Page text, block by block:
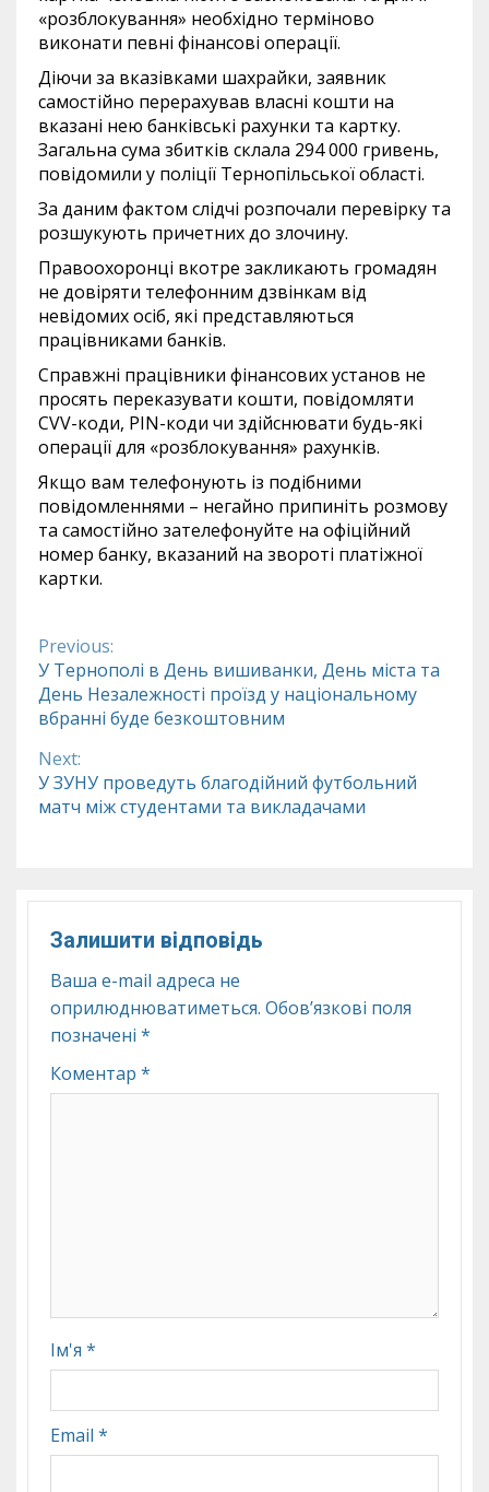
«розблокування» необхідно терміново
виконати певні фінансові операції.
Діючи за вказівками шахрайки, заявник
самостійно перерахував власні кошти на
вказані нею банківські рахунки та картку.
Загальна сума збитків склала 294 000 гривень,
повідомили у поліції Тернопільської області.
За даним фактом слідчі розпочали перевірку та
розшукують причетних до злочину.
Правоохоронці вкотре закликають громадян
не довіряти телефонним дзвінкам від
невідомих осіб, які представляються
працівниками банків.
Справжні працівники фінансових установ не
просять переказувати кошти, повідомляти
CVV-коди, PIN-коди чи здійснювати будь-які
операції для «розблокування» рахунків.
Якщо вам телефонують із подібними
повідомленнями – негайно припиніть розмову
та самостійно зателефонуйте на офіційний
номер банку, вказаний на звороті платіжної
картки.
Continue
Reading
Previous:
У Тернополі в День вишиванки, День міста та
День Незалежності проїзд у національному
вбранні буде безкоштовним
Next:
У ЗУНУ проведуть благодійний футбольний
матч між студентами та викладачами
Залишити відповідь
Ваша e-mail адреса не
оприлюднюватиметься. Обов’язкові поля
позначені *
Коментар *
Ім'я *
Email *